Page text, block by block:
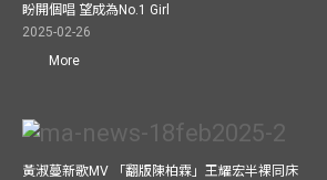
盼開個唱 望成為No.1 Girl
2025-02-26
More
黃淑蔓新歌MV 「翻版陳柏霖」王耀宏半裸同床